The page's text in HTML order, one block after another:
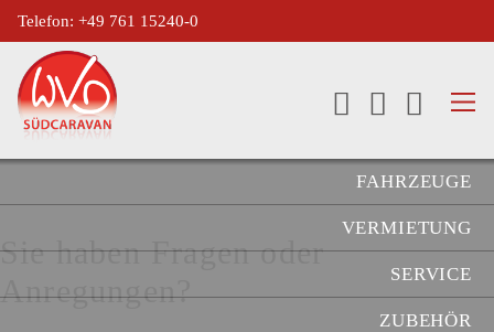
Telefon: +49 761 15240-0
FAHRZEUGE
VERMIETUNG
SERVICE
ZUBEHÖR
Sie haben Fragen oder
Anregungen?